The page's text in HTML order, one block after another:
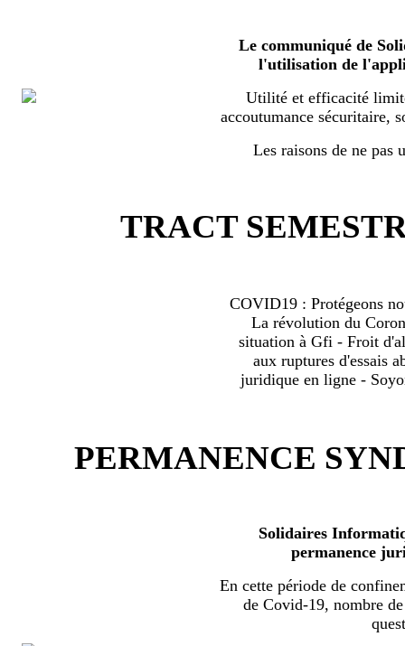
Le communiqué de
l'utilisation de
Utilité et efficacité
accoutumance sécuritaire,
Les raisons de ne pas
TRACT
COVID19 : Protégeons
La révolution du
situation à Gfi - Froit
aux ruptures d'essais
juridique en ligne -
PERMANENCE
Solidaires
permanence
En cette période de
de Covid-19, nombre